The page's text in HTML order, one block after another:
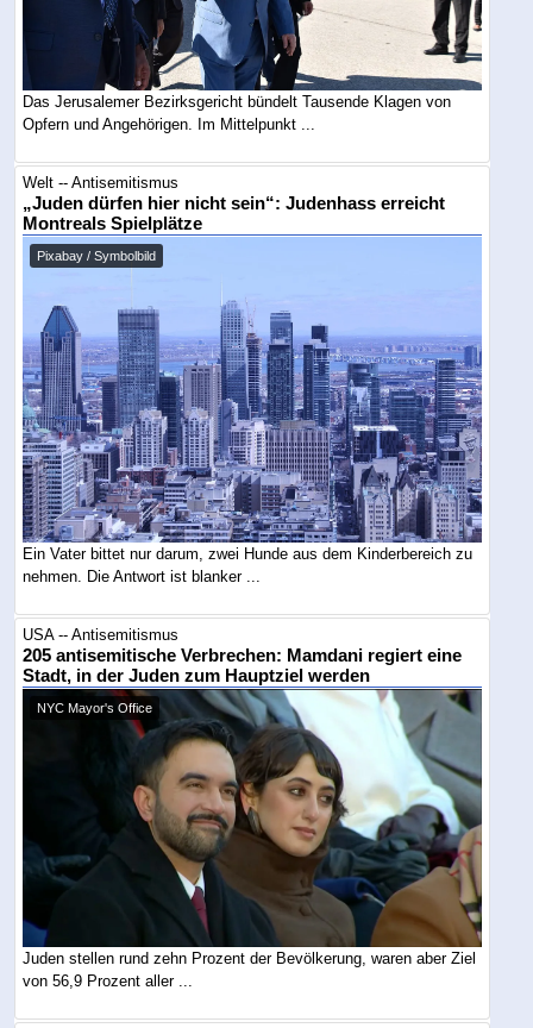
Das Jerusalemer Bezirksgericht bündelt Tausende Klagen von
Opfern und Angehörigen. Im Mittelpunkt ...
Welt -- Antisemitismus
„Juden dürfen hier nicht sein“: Judenhass erreicht
Montreals Spielplätze
Pixabay / Symbolbild
Ein Vater bittet nur darum, zwei Hunde aus dem Kinderbereich zu
nehmen. Die Antwort ist blanker ...
USA -- Antisemitismus
205 antisemitische Verbrechen: Mamdani regiert eine
Stadt, in der Juden zum Hauptziel werden
NYC Mayor's Office
Juden stellen rund zehn Prozent der Bevölkerung, waren aber Ziel
von 56,9 Prozent aller ...